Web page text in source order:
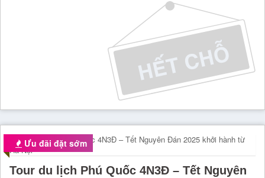
Ưu đãi đặt sớm
Tour du lịch Phú Quốc 4N3Đ – Tết Nguyên